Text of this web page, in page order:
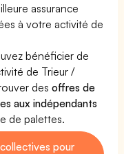
assurance
à votre activité de
bénéficier de
de Trieur /
desoffres de
aux indépendants
de palettes.
pour